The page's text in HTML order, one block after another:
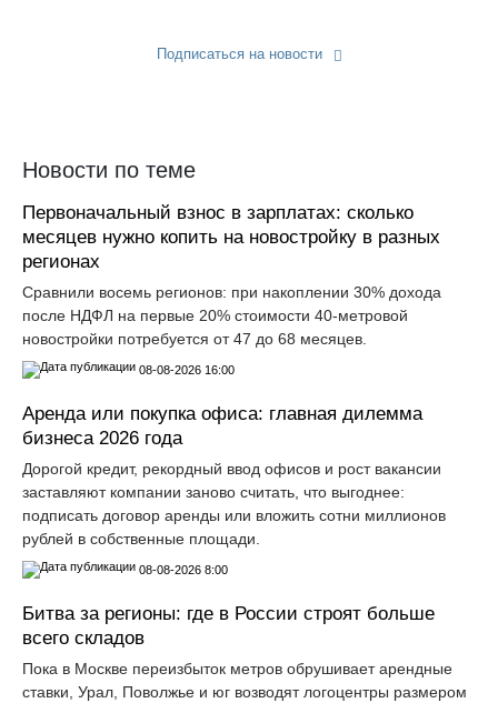
Подписаться на новости
Новости по теме
Первоначальный взнос в зарплатах: сколько
месяцев нужно копить на новостройку в разных
регионах
Сравнили восемь регионов: при накоплении 30% дохода
после НДФЛ на первые 20% стоимости 40-метровой
новостройки потребуется от 47 до 68 месяцев.
08-08-2026 16:00
Аренда или покупка офиса: главная дилемма
бизнеса 2026 года
Дорогой кредит, рекордный ввод офисов и рост вакансии
заставляют компании заново считать, что выгоднее:
подписать договор аренды или вложить сотни миллионов
рублей в собственные площади.
08-08-2026 8:00
Битва за регионы: где в России строят больше
всего складов
Пока в Москве переизбыток метров обрушивает арендные
ставки, Урал, Поволжье и юг возводят логоцентры размером